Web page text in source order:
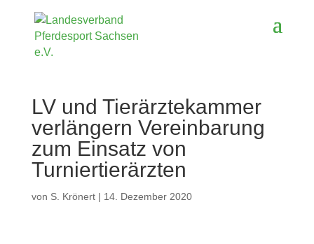
LV und Tierärztekammer
verlängern Vereinbarung
zum Einsatz von
Turniertierärzten
von S. Krönert| 14. Dezember 2020